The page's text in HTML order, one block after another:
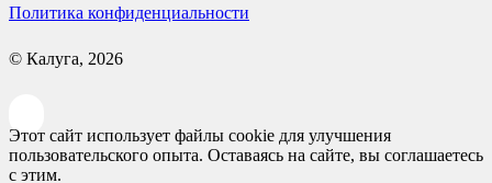
Политика конфиденциальности
© Калуга, 2026
Этот сайт использует файлы cookie для улучшения
пользовательского опыта. Оставаясь на сайте, вы соглашаетесь
с этим.